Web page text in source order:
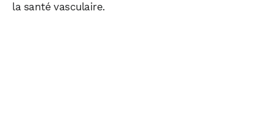
la santé vasculaire.